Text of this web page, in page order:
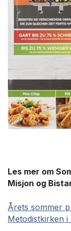
Les mer om
Misjon og
Årets sommer
Metodistkirken i